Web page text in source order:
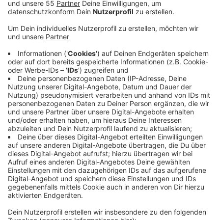
Veröffentlicht:Donnerstag, 17.04.2025 06:26
Anzeige
Demnach sollen Grenzpendler künftig bis zu 34 Tage
im Jahr von zu Hause aus arbeiten können, ohne
dadurch höhere Kosten oder komplizierte Steuer-
Aufrechnungen zwischen beiden Ländern hinnehmen zu
müssen. Die neuen Regeln müssen noch von den
nationalen Parlamenten bestätigt werden. Die NRW-
Landesregierung dringt allerdings auf weitergehende
Lösungen. Für viele Pendler, die regelmäßig ein bis
zwei Tage pro Woche im Homeoffice arbeiteten,
bleibe die 34-Tage-Regelung ein Kompromiss, so
Europaminister Liminski. Das sieht auch die Euregio
Rhein-Waal in Kleve so. Sie und die anderen Euregios
entlang der Grenze sehen die neue Regelung als einen